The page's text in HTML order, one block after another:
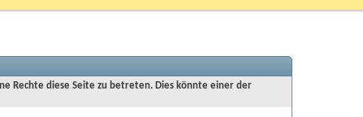
Rechte diese Seite zu betreten. Dies könnte einer der